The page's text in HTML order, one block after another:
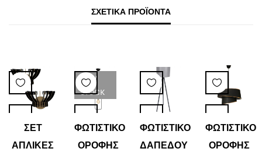
ΣΧΕΤΙΚΆ ΠΡΟΪΌΝΤΑ
ΣΕΤ
ΑΠΛΙΚΕΣ
LOW
STOCK
ΦΩΤΙΣΤΙΚΟ
ΟΡΟΦΗΣ
ΦΩΤΙΣΤΙΚΟ
ΔΑΠΕΔΟΥ
ΦΩΤΙΣΤΙΚΟ
ΟΡΟΦΗΣ